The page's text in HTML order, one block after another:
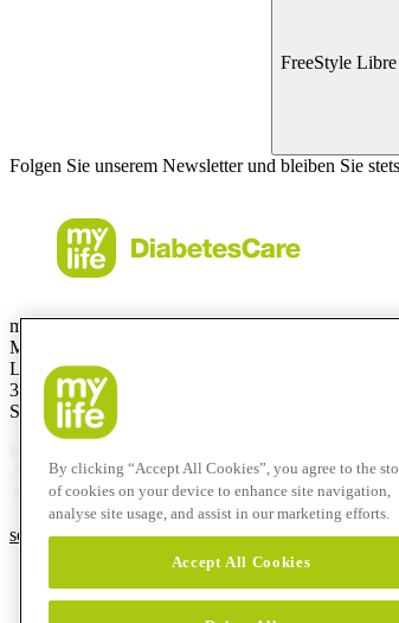
FreeStyle Libre
Folgen Sie unserem Newsletter und bleiben Sie
mylife Diabetes Care AG
Markt Schweiz
Lyssachstrasse 40
3400 Burgdorf
Switzerland
Aus der Schweiz:0800 44 11 44
Aus dem Ausland: +41 58 234 71 11
service@mylife-diabetescare.ch
By clicking “Accept All Cookies”, you agree to the
of cookies on your device to enhance site navigation,
analyse site usage, and assist in our marketing efforts.
Accept All Cookies